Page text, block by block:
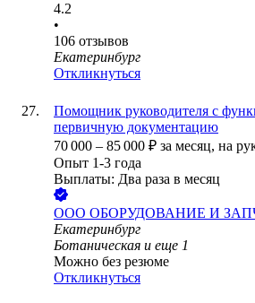
4.2
•
106 отзывов
Екатеринбург
Откликнуться
Помощник руководителя с
первичную документацию
70 000 – 85 000 ₽ за месяц, на
Опыт 1-3 года
Выплаты: Два раза в месяц
ООО ОБОРУДОВАНИЕ И
Екатеринбург
Ботаническая и еще 1
Можно без резюме
Откликнуться